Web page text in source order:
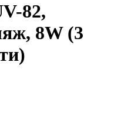
82,
8W (3